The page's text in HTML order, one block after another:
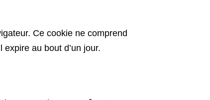
Ce cookie ne comprend
au bout d’un jour.